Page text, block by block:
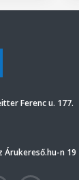
Ferenc u. 177.
Árukereső.hu-n 19